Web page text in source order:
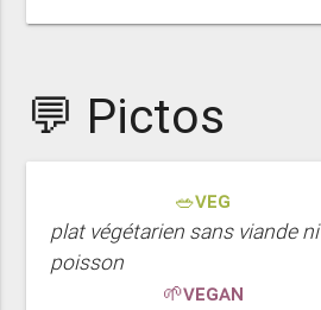
💬 Pictos
🥗VEG
plat végétarien sans viande ni
poisson
🌱VEGAN